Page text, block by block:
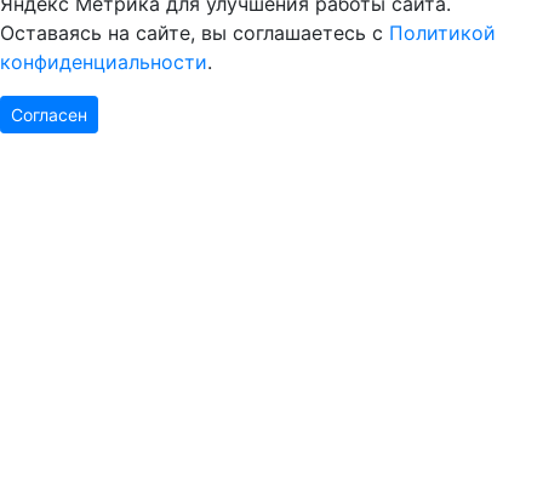
Оставаясь на сайте, вы соглашаетесь с Политикой
конфиденциальности.
Согласен